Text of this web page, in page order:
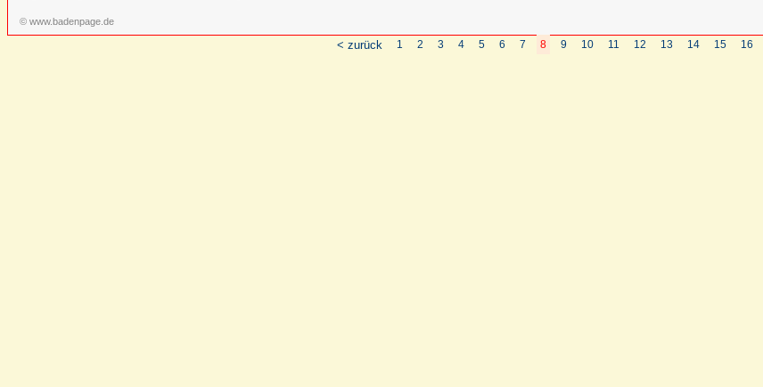
© www.badenpage.de
< zurück 1 2 3 4 5 6 7 8 9 10 11 12 13 14 15 16